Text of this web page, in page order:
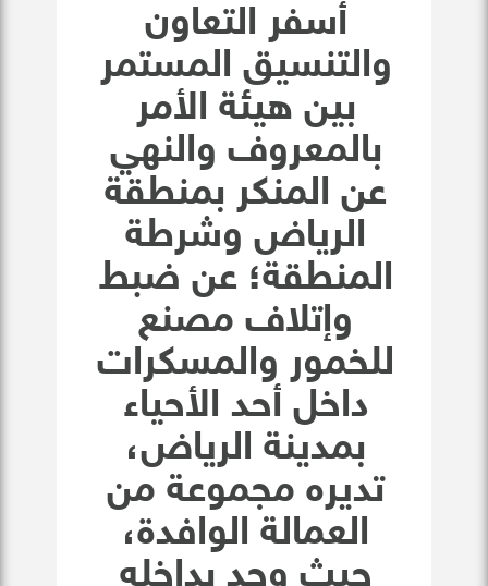
أسفر التعاون
والتنسيق المستمر
بين هيئة الأمر
بالمعروف والنهي
عن المنكر بمنطقة
الرياض وشرطة
المنطقة؛ عن ضبط
وإتلاف مصنع
للخمور والمسكرات
داخل أحد الأحياء
بمدينة الرياض،
تديره مجموعة من
العمالة الوافدة،